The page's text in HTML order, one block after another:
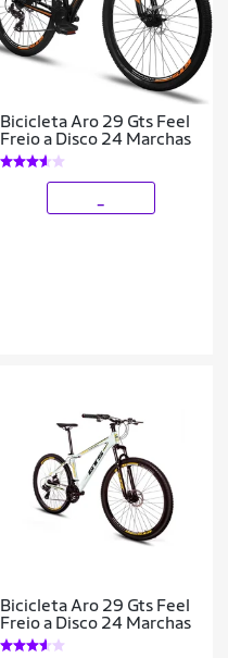
Bicicleta Aro 29 Gts Feel
Freio a Disco 24 Marchas
Bicicleta Aro 29 Gts Feel
Freio a Disco 24 Marchas